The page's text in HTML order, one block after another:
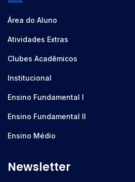
Área do Aluno
Atividades Extras
Clubes Acadêmicos
Institucional
Ensino Fundamental I
Ensino Fundamental II
Ensino Médio
Newsletter